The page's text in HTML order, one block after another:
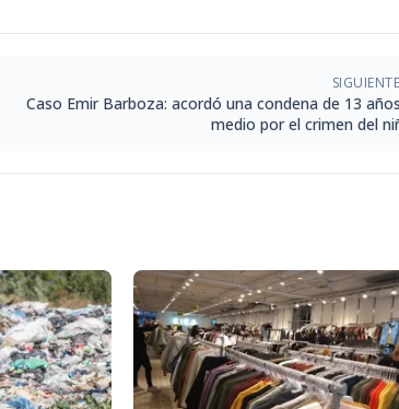
Caso Emir Barboza: acordó una condena de 13
medio por el crimen del